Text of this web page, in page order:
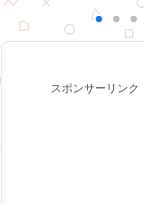
スポンサーリンク